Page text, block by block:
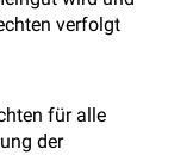
verfolgt
für alle
der